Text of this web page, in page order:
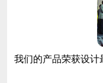
我们的产品荣获设计